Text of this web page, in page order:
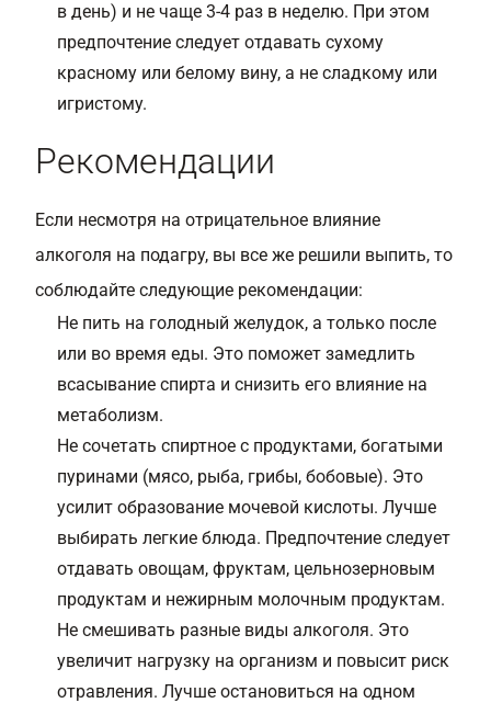
в день) и не чаще 3-4 раз в неделю. При этом
предпочтение следует отдавать сухому
красному или белому вину, а не сладкому или
игристому.
Рекомендации
Если несмотря на отрицательное влияние
алкоголя на подагру, вы все же решили выпить, то
соблюдайте следующие рекомендации:
Не пить на голодный желудок, а только после
или во время еды. Это поможет замедлить
всасывание спирта и снизить его влияние на
метаболизм.
Не сочетать спиртное с продуктами, богатыми
пуринами (мясо, рыба, грибы, бобовые). Это
усилит образование мочевой кислоты. Лучше
выбирать легкие блюда. Предпочтение следует
отдавать овощам, фруктам, цельнозерновым
продуктам и нежирным молочным продуктам.
Не смешивать разные виды алкоголя. Это
увеличит нагрузку на организм и повысит риск
отравления. Лучше остановиться на одном